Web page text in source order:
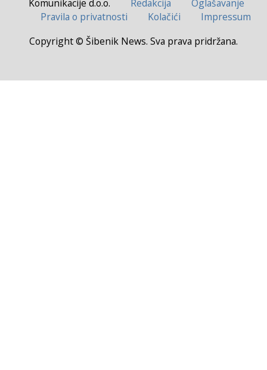
Komunikacije d.o.o. Redakcija
Oglašavanje
Pravila o privatnosti
Kolačići
Impressum
Copyright © Šibenik News. Sva prava pridržana.